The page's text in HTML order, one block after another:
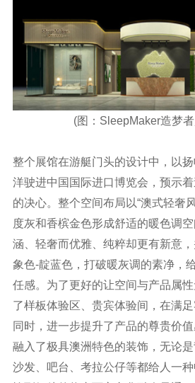
(图：SleepMaker造梦
整个展馆在游艇门头的设计中，以
洋驶进中国国际进口博览会，预示
的决心。整个空间布局以“澳式轻奢
度灰和香槟金色形成舒适的暖色调
涵、轻奢而优雅、纯粹却更有新意
象色-靛蓝色，打破暖灰调的素净，
任感。为了更好的让空间与产品属
了样板体验区、贵宾体验间，在满
同时，进一步提升了产品的尊贵价
融入了极具澳洲特色的装饰，无论
沙发、吧台、考拉公仔等都给人一